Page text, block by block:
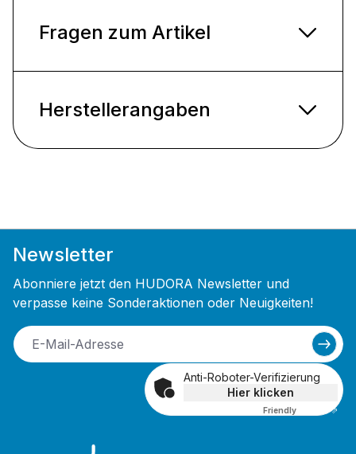
Fragen zum Artikel
Herstellerangaben
Newsletter
Abonniere jetzt den HUDORA Newsletter und
verpasse keine Sonderaktionen oder Neuigkeiten!
Anti-Roboter-Verifizierung
Hier klicken
Friendly Captcha ⇗